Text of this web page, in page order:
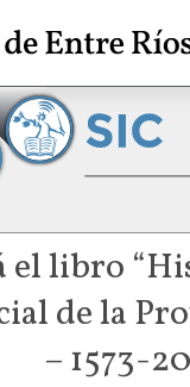
el libro
de la
– 1573-